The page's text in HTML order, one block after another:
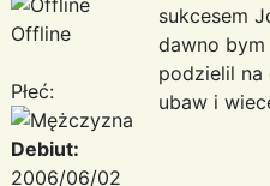
Offline
Płeć:
Debiut:
2006/06/02
sukcesem
dawno
podzielil na
ubaw i